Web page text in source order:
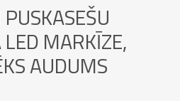
MARKĪZE,
AUDUMS